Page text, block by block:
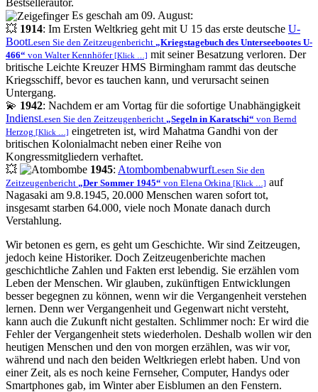
Es geschah am 09. August:
💥 1914: Im Ersten Weltkrieg geht mit U 15 das erste deutsche U-
BootLesen Sie den Zeitzeugenbericht
Kriegstagebuch des Unterseebootes U-
466
von Walter Kennhöfer [Klick …] mit seiner Besatzung verloren. Der
britische Leichte Kreuzer HMS Birmingham rammt das deutsche
Kriegsschiff, bevor es tauchen kann, und verursacht seinen
Untergang.
💫 1942: Nachdem er am Vortag für die sofortige Unabhängigkeit
IndiensLesen Sie den Zeitzeugenbericht Segeln in Karatschi
von Bernd
Herzog [Klick …] eingetreten ist, wird Mahatma Gandhi von der
britischen Kolonialmacht neben einer Reihe von
Kongressmitgliedern verhaftet.
💥
1945: AtombombenabwurfLesen Sie den
Zeitzeugenbericht
Der Sommer 1945 von Elena Orkina [Klick …] auf
Nagasaki am 9.8.1945, 20.000 Menschen waren sofort tot,
insgesamt starben 64.000, viele noch Monate danach durch
Verstahlung.
Wir betonen es gern, es geht um Geschichte. Wir sind Zeitzeugen,
jedoch keine Historiker. Doch Zeitzeugenberichte machen
geschichtliche Zahlen und Fakten erst lebendig. Sie erzählen vom
Leben der Menschen. Wir glauben, zukünftigen Entwicklungen
besser begegnen zu können, wenn wir die Vergangenheit verstehen
lernen. Denn wer Vergangenheit und Gegenwart nicht versteht,
kann auch die Zukunft nicht gestalten. Schlimmer noch: Er wird die
Fehler der Vergangenheit stets wiederholen. Deshalb wollen wir den
heutigen Menschen und den von morgen erzählen, was wir vor,
während und nach den beiden Weltkriegen erlebt haben. Und von
einer Zeit, als es noch keine Fernseher, Computer, Handys oder
Smartphones gab, im Winter aber Eisblumen an den Fenstern.